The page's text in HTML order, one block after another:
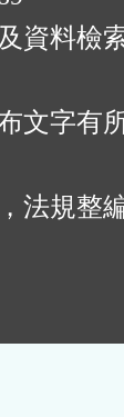
資料檢
文字有
法規整